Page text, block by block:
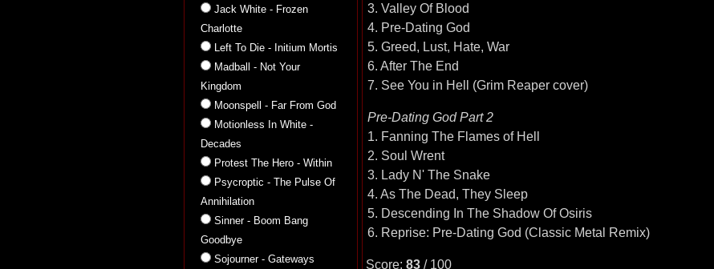
Jack White - Frozen
Charlotte
Left To Die - Initium Mortis
Madball - Not Your
Kingdom
Moonspell - Far From God
Motionless In White -
Decades
Protest The Hero - Within
Psycroptic - The Pulse Of
Annihilation
Sinner - Boom Bang
Goodbye
Sojourner - Gateways
3. Valley Of Blood
4. Pre-Dating God
5. Greed, Lust, Hate, War
6. After The End
7. See You in Hell (Grim Reaper cover)
Pre-Dating God Part 2
1. Fanning The Flames of Hell
2. Soul Wrent
3. Lady N' The Snake
4. As The Dead, They Sleep
5. Descending In The Shadow Of Osiris
6. Reprise: Pre-Dating God (Classic Metal Remix)
Score: 83/ 100